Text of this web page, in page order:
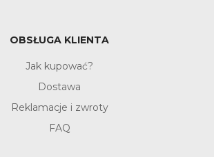
OBSŁUGA KLIENTA
Jak kupować?
Dostawa
Reklamacje i zwroty
FAQ